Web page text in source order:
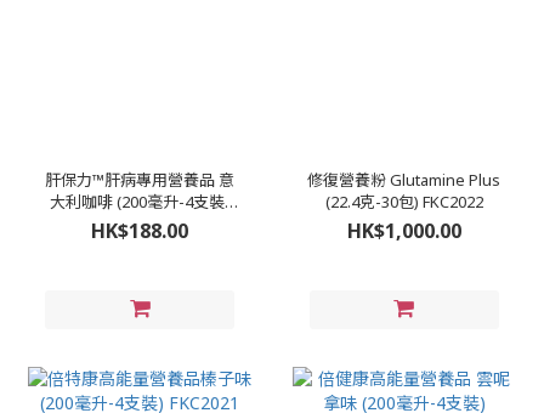
肝保力™肝病專用營養品 意
大利咖啡 (200毫升-4支裝)
FKC2025
HK$188.00
修復營養粉 Glutamine Plus
(22.4克-30包) FKC2022
HK$1,000.00